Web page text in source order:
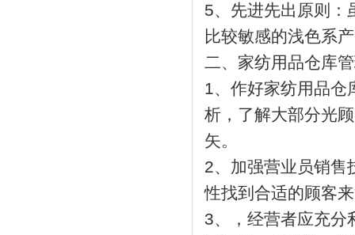
5、先进先出原则：
比较敏感的浅色系
二、家纺用品仓库
1、作好家纺用品仓
析，了解大部分光
矢。
2、加强营业员销售
性找到合适的顾客
3、，经营者应充分